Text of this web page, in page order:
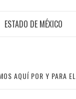
ESTADO DE MÉXICO
AQUÍ POR Y PARA